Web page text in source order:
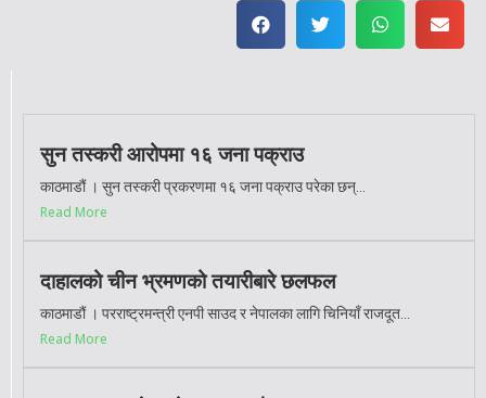
सुन तस्करी आरोपमा १६ जना पक्राउ
काठमाडौं । सुन तस्करी प्रकरणमा १६ जना पक्राउ परेका छन्...
Read More
दाहालको चीन भ्रमणको तयारीबारे छलफल
काठमाडौं । परराष्ट्रमन्त्री एनपी साउद र नेपालका लागि चिनियाँ राजदूत...
Read More